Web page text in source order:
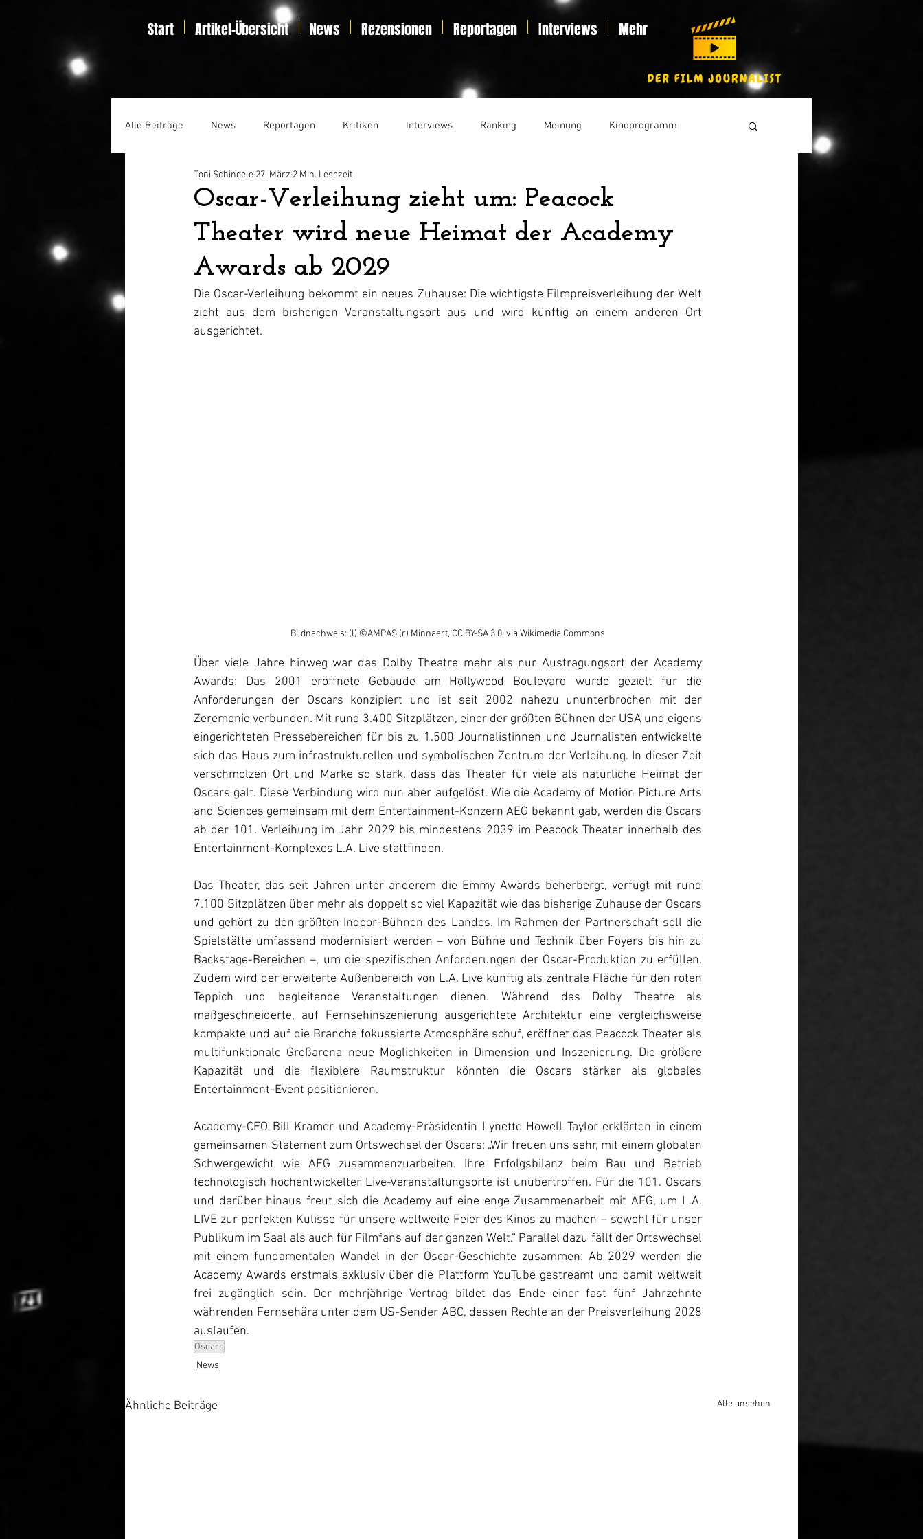
Start Artikel-Übersicht News Rezensionen Reportagen Interviews Mehr
Alle Beiträge News Reportagen Kritiken Interviews Ranking Meinung Kinoprogramm
Home Entertainment Essay
Oscar-Verleihung zieht um: Peacock
Theater wird neue Heimat der Academy
Awards ab 2029
Toni Schindele 27. März 2 Min. Lesezeit
Die Oscar-Verleihung bekommt ein neues Zuhause: Die wichtigste Filmpreisverleihung der Welt
zieht aus dem bisherigen Veranstaltungsort aus und wird künftig an einem anderen Ort
ausgerichtet.
Bildnachweis: (l) ©AMPAS (r) Minnaert, CC BY-SA 3.0, via Wikimedia Commons
Über viele Jahre hinweg war das Dolby Theatre mehr als nur Austragungsort der Academy
Awards: Das 2001 eröffnete Gebäude am Hollywood Boulevard wurde gezielt für die
Anforderungen der Oscars konzipiert und ist seit 2002 nahezu ununterbrochen mit der
Zeremonie verbunden. Mit rund 3.400 Sitzplätzen, einer der größten Bühnen der USA und eigens
eingerichteten Pressebereichen für bis zu 1.500 Journalistinnen und Journalisten entwickelte
sich das Haus zum infrastrukturellen und symbolischen Zentrum der Verleihung. In dieser Zeit
verschmolzen Ort und Marke so stark, dass das Theater für viele als natürliche Heimat der
Oscars galt. Diese Verbindung wird nun aber aufgelöst. Wie die Academy of Motion Picture Arts
and Sciences gemeinsam mit dem Entertainment-Konzern AEG bekannt gab, werden die Oscars
ab der 101. Verleihung im Jahr 2029 bis mindestens 2039 im Peacock Theater innerhalb des
Entertainment-Komplexes L.A. Live stattfinden.
Das Theater, das seit Jahren unter anderem die Emmy Awards beherbergt, verfügt mit rund
7.100 Sitzplätzen über mehr als doppelt so viel Kapazität wie das bisherige Zuhause der Oscars
und gehört zu den größten Indoor-Bühnen des Landes. Im Rahmen der Partnerschaft soll die
Spielstätte umfassend modernisiert werden – von Bühne und Technik über Foyers bis hin zu
Backstage-Bereichen –, um die spezifischen Anforderungen der Oscar-Produktion zu erfüllen.
Zudem wird der erweiterte Außenbereich von L.A. Live künftig als zentrale Fläche für den roten
Teppich und begleitende Veranstaltungen dienen. Während das Dolby Theatre als
maßgeschneiderte, auf Fernsehinszenierung ausgerichtete Architektur eine vergleichsweise
kompakte und auf die Branche fokussierte Atmosphäre schuf, eröffnet das Peacock Theater als
multifunktionale Großarena neue Möglichkeiten in Dimension und Inszenierung. Die größere
Kapazität und die flexiblere Raumstruktur könnten die Oscars stärker als globales
Entertainment-Event positionieren.
Academy-CEO Bill Kramer und Academy-Präsidentin Lynette Howell Taylor erklärten in einem
gemeinsamen Statement zum Ortswechsel der Oscars: „Wir freuen uns sehr, mit einem globalen
Schwergewicht wie AEG zusammenzuarbeiten. Ihre Erfolgsbilanz beim Bau und Betrieb
technologisch hochentwickelter Live-Veranstaltungsorte ist unübertroffen. Für die 101. Oscars
und darüber hinaus freut sich die Academy auf eine enge Zusammenarbeit mit AEG, um L.A.
LIVE zur perfekten Kulisse für unsere weltweite Feier des Kinos zu machen – sowohl für unser
Publikum im Saal als auch für Filmfans auf der ganzen Welt.“ Parallel dazu fällt der Ortswechsel
mit einem fundamentalen Wandel in der Oscar-Geschichte zusammen: Ab 2029 werden die
Academy Awards erstmals exklusiv über die Plattform YouTube gestreamt und damit weltweit
frei zugänglich sein. Der mehrjährige Vertrag bildet das Ende einer fast fünf Jahrzehnte
währenden Fernsehära unter dem US-Sender ABC, dessen Rechte an der Preisverleihung 2028
auslaufen.
Oscars
News
Ähnliche Beiträge Alle ansehen